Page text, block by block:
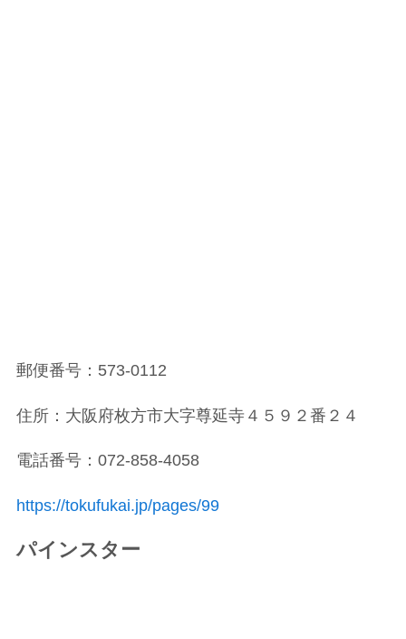
郵便番号：573-0112
住所：大阪府枚方市大字尊延寺４５９２番２４
電話番号：072-858-4058
https://tokufukai.jp/pages/99
パインスター